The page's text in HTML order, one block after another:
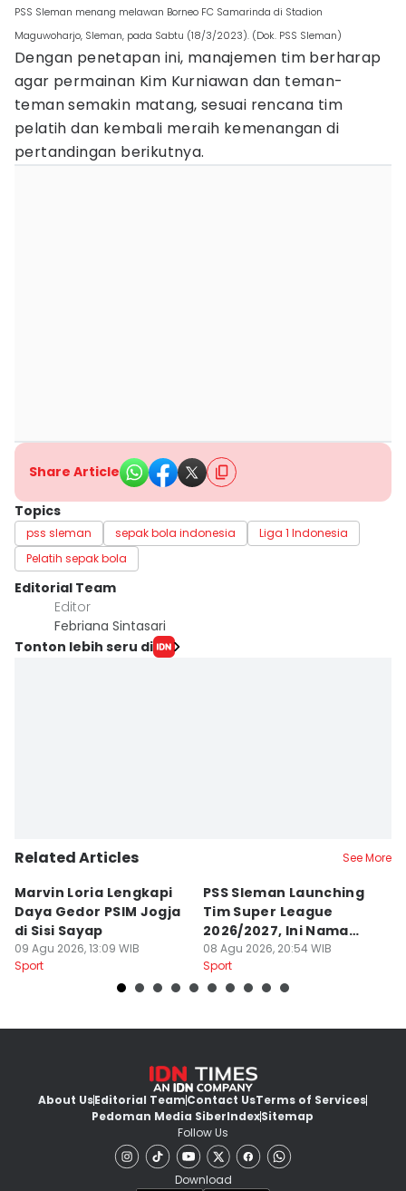
PSS Sleman menang melawan Borneo FC Samarinda di Stadion
Maguwoharjo, Sleman, pada Sabtu (18/3/2023). (Dok. PSS Sleman)
Dengan penetapan ini, manajemen tim berharap
agar permainan Kim Kurniawan dan teman-
teman semakin matang, sesuai rencana tim
pelatih dan kembali meraih kemenangan di
pertandingan berikutnya.
Share Article
Topics
pss sleman sepak bola indonesia
Liga 1 Indonesia
Pelatih sepak bola
Editorial Team
Editor
Febriana Sintasari
Tonton lebih seru di
Related Articles See More
Marvin Loria Lengkapi
Daya Gedor PSIM Jogja
di Sisi Sayap
09 Agu 2026, 13:09 WIB
Sport
PSS Sleman Launching
Tim Super League
2026/2027, Ini Nama
Para Pemain
08 Agu 2026, 20:54 WIB
Sport
About UsEditorial TeamContact UsTerms of Services
Pedoman Media SiberIndexSitemap
Follow Us
Download